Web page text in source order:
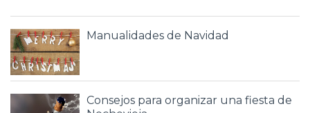
Manualidades de Navidad
Consejos para organizar una fiesta de